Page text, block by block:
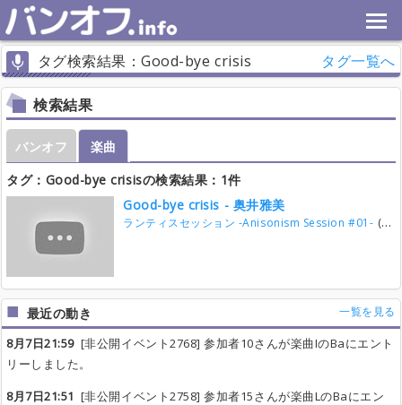
タグ検索結果：Good-bye crisis タグ一覧へ
検索結果
バンオフ
楽曲
タグ：Good-bye crisisの検索結果：1件
Good-bye crisis - 奥井雅美
ランティスセッション -Anisonism Session #01- (26/8/7)
最近の動き 一覧を見る
8月7日21:59[非公開イベント2768] 参加者10さんが楽曲IのBaにエント
リーしました。
8月7日21:51 [非公開イベント2758] 参加者15さんが楽曲LのBaにエン